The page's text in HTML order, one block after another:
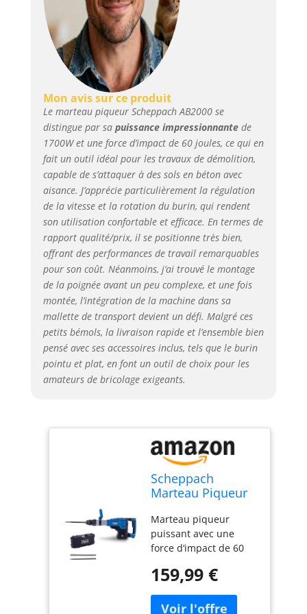
Mon avis sur ce produit
Le marteau piqueur Scheppach AB2000 se
distingue par sa puissance impressionnantede
1700W et une force d’impact de 60 joules, ce qui en
fait un outil idéal pour les travaux de démolition,
capable de s’attaquer à des sols en béton avec
aisance. J’apprécie particulièrement la régulation
de la vitesse et la rotation du burin, qui rendent
son utilisation confortable et efficace. En termes de
rapport qualité/prix, il se positionne très bien,
offrant des performances de travail remarquables
pour son coût. Néanmoins, j’ai trouvé le montage
de la poignée avant un peu complexe, et une fois
montée, l’intégration de la machine dans sa
mallette de transport devient un défi. Malgré ces
petits bémols, la livraison rapide et l’ensemble bien
pensé avec ses accessoires inclus, tels que le burin
pointu et plat, en font un outil de choix pour les
amateurs de bricolage exigeants.
Scheppach
Marteau Piqueur
- 1700W
Marteau piqueur
puissant avec une
force d‘impact de 60
Puissant moteur de
emmanchement SDS-
159,99 €